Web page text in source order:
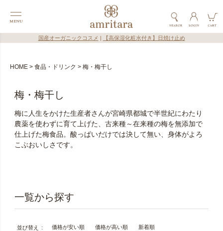
国産オーガニックコスメ 【高保湿化粧水付き】日焼け止め
HOME 食品・ドリンク 梅・梅干し
梅・梅干し
梅に人生をかけた生産者さんが宮崎県都城で半世紀にわたり
農薬を使わずに育て上げた、古来種～在来種の梅を無添加で
仕上げた梅食品。酸っぱいだけでは決して無い、身体がよろ
こぶおいしさです。
並び替え 価格が安い順 価格が高い順 新着順